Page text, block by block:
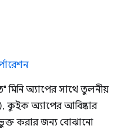
মিনি অ্যাপের সাথে তুলনীয়
কুইক অ্যাপের আবিষ্কার
করার জন্য বোঝানো